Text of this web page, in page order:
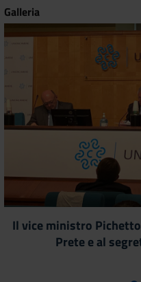
Galleria
Il vice ministro
Prete e al